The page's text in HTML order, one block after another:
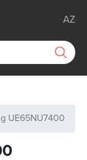
AZ
UE65NU7400